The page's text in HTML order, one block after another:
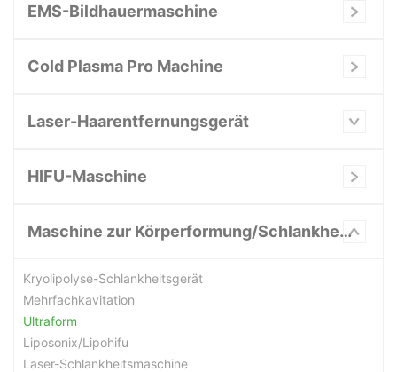
EMS-Bildhauermaschine
Cold Plasma Pro Machine
Laser-Haarentfernungsgerät
HIFU-Maschine
Maschine zur Körperformung/Schlankheitskur
Kryolipolyse-Schlankheitsgerät
Mehrfachkavitation
Ultraform
Liposonix/Lipohifu
Laser-Schlankheitsmaschine